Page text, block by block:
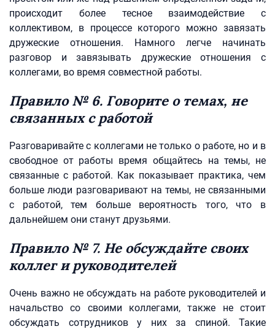
происходит более тесное взаимодействие с
коллективом, в процессе которого можно завязать
дружеские отношения. Намного легче начинать
разговор и завязывать дружеские отношения с
коллегами, во время совместной работы.
Правило № 6. Говорите о темах, не
связанных с работой
Разговаривайте с коллегами не только о работе, но и в
свободное от работы время общайтесь на темы, не
связанные с работой. Как показывает практика, чем
больше люди разговаривают на темы, не связанными
с работой, тем больше вероятность того, что в
дальнейшем они станут друзьями.
Правило № 7. Не обсуждайте своих
коллег и руководителей
Очень важно не обсуждать на работе руководителей и
начальство со своими коллегами, также не стоит
обсуждать сотрудников у них за спиной. Такие